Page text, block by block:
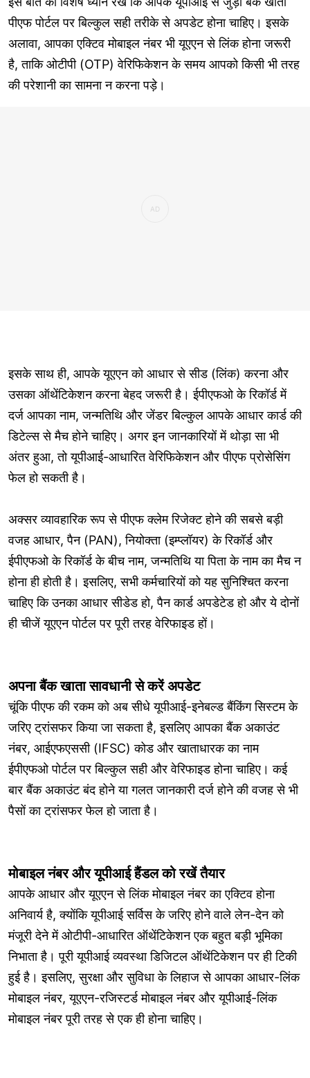
पीएफ पोर्टल पर बिल्कुल सही तरीके से अपडेट होना चाहिए। इसके
अलावा, आपका एक्टिव मोबाइल नंबर भी यूएएन से लिंक होना जरूरी
है, ताकि ओटीपी (OTP) वेरिफिकेशन के समय आपको किसी भी तरह
की परेशानी का सामना न करना पड़े।
इसके साथ ही, आपके यूएएन को आधार से सीड (लिंक) करना और
उसका ऑथेंटिकेशन करना बेहद जरूरी है। ईपीएफओ के रिकॉर्ड में
दर्ज आपका नाम, जन्मतिथि और जेंडर बिल्कुल आपके आधार कार्ड की
डिटेल्स से मैच होने चाहिए। अगर इन जानकारियों में थोड़ा सा भी
अंतर हुआ, तो यूपीआई-आधारित वेरिफिकेशन और पीएफ प्रोसेसिंग
फेल हो सकती है।
अक्सर व्यावहारिक रूप से पीएफ क्लेम रिजेक्ट होने की सबसे बड़ी
वजह आधार, पैन (PAN), नियोक्ता (इम्प्लॉयर) के रिकॉर्ड और
ईपीएफओ के रिकॉर्ड के बीच नाम, जन्मतिथि या पिता के नाम का मैच न
होना ही होती है। इसलिए, सभी कर्मचारियों को यह सुनिश्चित करना
चाहिए कि उनका आधार सीडेड हो, पैन कार्ड अपडेटेड हो और ये दोनों
ही चीजें यूएएन पोर्टल पर पूरी तरह वेरिफाइड हों।
अपना बैंक खाता सावधानी से करें अपडेट
चूंकि पीएफ की रकम को अब सीधे यूपीआई-इनेबल्ड बैंकिंग सिस्टम के
जरिए ट्रांसफर किया जा सकता है, इसलिए आपका बैंक अकाउंट
नंबर, आईएफएससी (IFSC) कोड और खाताधारक का नाम
ईपीएफओ पोर्टल पर बिल्कुल सही और वेरिफाइड होना चाहिए। कई
बार बैंक अकाउंट बंद होने या गलत जानकारी दर्ज होने की वजह से भी
पैसों का ट्रांसफर फेल हो जाता है।
मोबाइल नंबर और यूपीआई हैंडल को रखें तैयार
आपके आधार और यूएएन से लिंक मोबाइल नंबर का एक्टिव होना
अनिवार्य है, क्योंकि यूपीआई सर्विस के जरिए होने वाले लेन-देन को
मंजूरी देने में ओटीपी-आधारित ऑथेंटिकेशन एक बहुत बड़ी भूमिका
निभाता है। पूरी यूपीआई व्यवस्था डिजिटल ऑथेंटिकेशन पर ही टिकी
हुई है। इसलिए, सुरक्षा और सुविधा के लिहाज से आपका आधार-लिंक
मोबाइल नंबर, यूएएन-रजिस्टर्ड मोबाइल नंबर और यूपीआई-लिंक
मोबाइल नंबर पूरी तरह से एक ही होना चाहिए।